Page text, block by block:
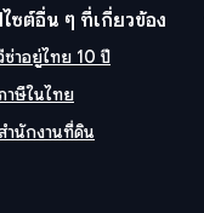
ไซต์อื่น ๆ ที่เกี่ยวข้อง
ซ่าอยู่ไทย 10 ปี
าษีในไทย
ำนักงานที่ดิน